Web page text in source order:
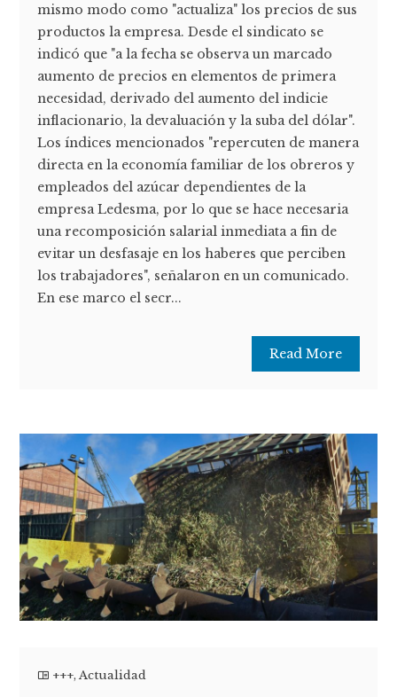
mismo modo como "actualiza" los precios de sus
productos la empresa. Desde el sindicato se
indicó que "a la fecha se observa un marcado
aumento de precios en elementos de primera
necesidad, derivado del aumento del indicie
inflacionario, la devaluación y la suba del dólar".
Los índices mencionados "repercuten de manera
directa en la economía familiar de los obreros y
empleados del azúcar dependientes de la
empresa Ledesma, por lo que se hace necesaria
una recomposición salarial inmediata a fin de
evitar un desfasaje en los haberes que perciben
los trabajadores", señalaron en un comunicado.
En ese marco el secr...
Read More
+++,Actualidad